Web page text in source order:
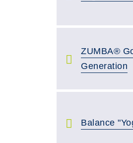
ZUMBA®
Generation
Balance